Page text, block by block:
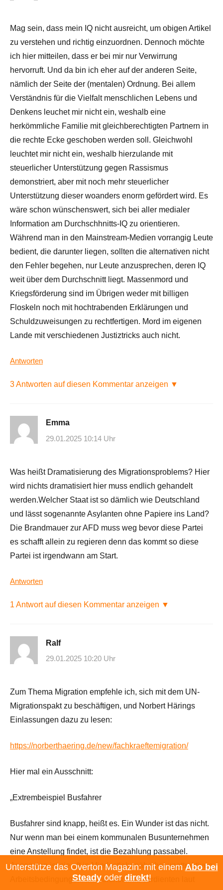
Mag sein, dass mein IQ nicht ausreicht, um obigen Artikel
zu verstehen und richtig einzuordnen. Dennoch möchte
ich hier mitteilen, dass er bei mir nur Verwirrung
hervorruft. Und da bin ich eher auf der anderen Seite,
nämlich der Seite der (mentalen) Ordnung. Bei allem
Verständnis für die Vielfalt menschlichen Lebens und
Denkens leuchet mir nicht ein, weshalb eine
herkömmliche Familie mit gleichberechtigten Partnern in
die rechte Ecke geschoben werden soll. Gleichwohl
leuchtet mir nicht ein, weshalb hierzulande mit
steuerlicher Unterstützung gegen Rassismus
demonstriert, aber mit noch mehr steuerlicher
Unterstützung dieser woanders enorm gefördert wird. Es
wäre schon wünschenswert, sich bei aller medialer
Information am Durchschhnitts-IQ zu orientieren.
Während man in den Mainstream-Medien vorrangig Leute
bedient, die darunter liegen, sollten die alternativen nicht
den Fehler begehen, nur Leute anzusprechen, deren IQ
weit über dem Durchschnitt liegt. Massenmord und
Kriegsförderung sind im Übrigen weder mit billigen
Floskeln noch mit hochtrabenden Erklärungen und
Schuldzuweisungen zu rechtfertigen. Mord im eigenen
Lande mit verschiedenen Justiztricks auch nicht.
Antworten
3 Antworten auf diesen Kommentar anzeigen ▼
Emma
29.01.2025 10:14 Uhr
Was heißt Dramatisierung des Migrationsproblems? Hier
wird nichts dramatisiert hier muss endlich gehandelt
werden.Welcher Staat ist so dämlich wie Deutschland
und lässt sogenannte Asylanten ohne Papiere ins Land?
Die Brandmauer zur AFD muss weg bevor diese Partei
es schafft allein zu regieren denn das kommt so diese
Partei ist irgendwann am Start.
Antworten
1 Antwort auf diesen Kommentar anzeigen ▼
Ralf
29.01.2025 10:20 Uhr
Zum Thema Migration empfehle ich, sich mit dem UN-
Migrationspakt zu beschäftigen, und Norbert Härings
Einlassungen dazu zu lesen:
https://norberthaering.de/new/fachkraeftemigration/
Hier mal ein Ausschnitt:
„Extrembeispiel Busfahrer
Busfahrer sind knapp, heißt es. Ein Wunder ist das nicht.
Nur wenn man bei einem kommunalen Busunternehmen
eine Anstellung findet, ist die Bezahlung passabel.
Ansonsten ist sie oft in Mindestlohnnähe bei unattraktiven
Arbeitsbedingungen. Im Durchschnitt verdienten laut
Unterstütze das Overton Magazin: mit einem Abo bei
Steadyoder direkt!